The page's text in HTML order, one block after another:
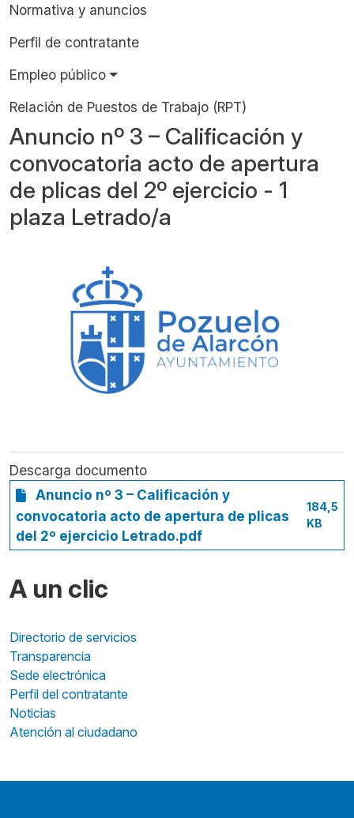
Normativa y anuncios
Perfil de contratante
Empleo público
Relación de Puestos de Trabajo (RPT)
Anuncio nº 3 – Calificación y
convocatoria acto de apertura
de plicas del 2º ejercicio - 1
plaza Letrado/a
Descarga documento
Anuncio nº 3 – Calificación y
convocatoria acto de apertura de plicas
del 2º ejercicio Letrado.pdf
184,5
KB
A un clic
Directorio de servicios
Transparencia
Sede electrónica
Perfil del contratante
Noticias
Atención al ciudadano